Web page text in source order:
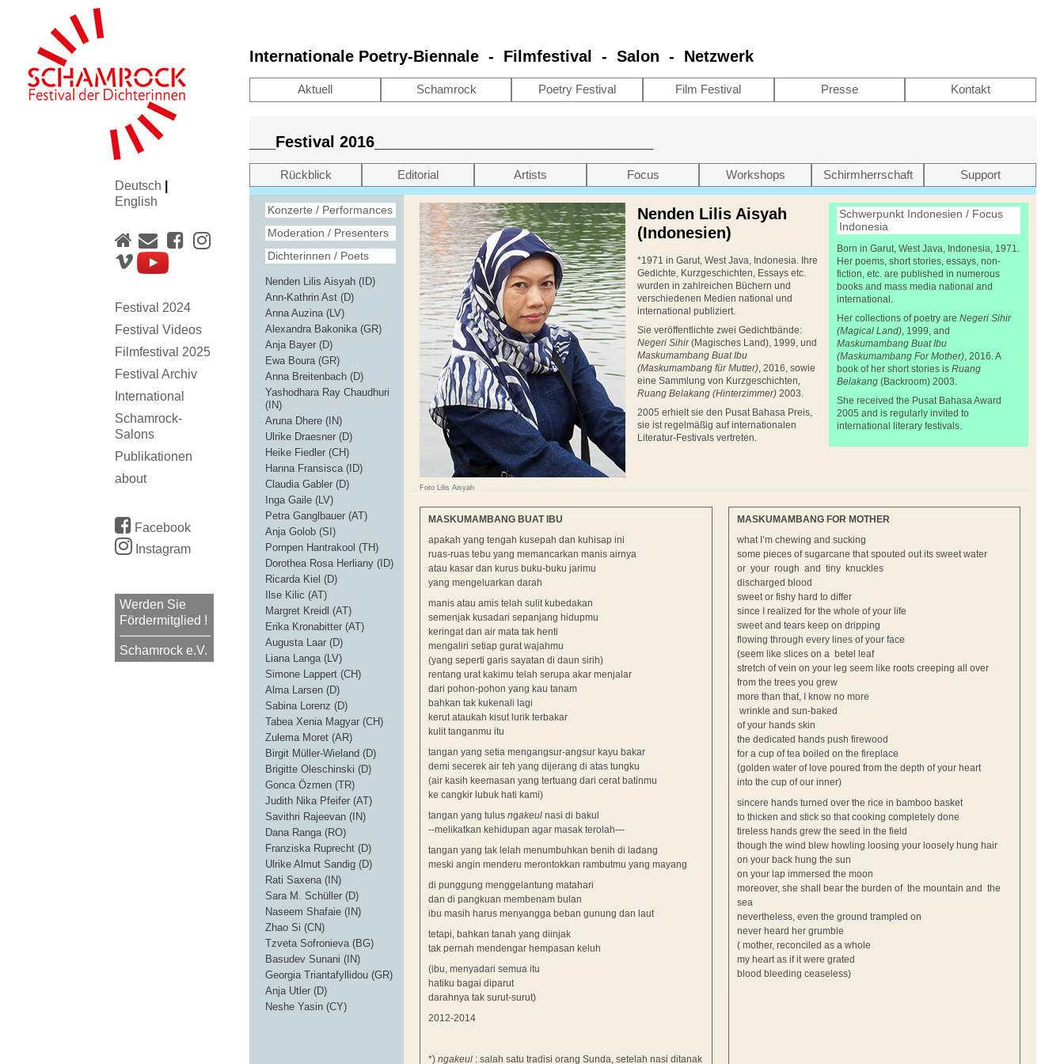
Deutsch
English
Festival 2024
Festival Videos
Filmfestival 2025
Festival Archiv
International
Schamrock-
Salons
Publikationen
about
Facebook
Instagram
Werden Sie
Fördermitglied !
Schamrock e.V.
Internationale Poetry-Biennale - Filmfestival - Salon - Netzwerk
Aktuell Schamrock Poetry Festival Film Festival Presse Kontakt
___Festival 2016________________________________
Rückblick Editorial Artists Focus Workshops Schirmherrschaft Support
Konzerte / Performances
Moderation / Presenters
Dichterinnen / Poets
Nenden Lilis Aisyah (ID)
Ann-Kathrin Ast (D)
Anna Auzina (LV)
Alexandra Bakonika (GR)
Anja Bayer (D)
Ewa Boura (GR)
Anna Breitenbach (D)
Yashodhara Ray Chaudhuri
(IN)
Aruna Dhere (IN)
Ulrike Draesner (D)
Heike Fiedler (CH)
Hanna Fransisca (ID)
Claudia Gabler (D)
Inga Gaile (LV)
Petra Ganglbauer (AT)
Anja Golob (SI)
Pornpen Hantrakool (TH)
Dorothea Rosa Herliany (ID)
Ricarda Kiel (D)
Ilse Kilic (AT)
Margret Kreidl (AT)
Erika Kronabitter (AT)
Augusta Laar (D)
Liana Langa (LV)
Simone Lappert (CH)
Alma Larsen (D)
Sabina Lorenz (D)
Tabea Xenia Magyar (CH)
Zulema Moret (AR)
Birgit Müller-Wieland (D)
Brigitte Oleschinski (D)
Gonca Özmen (TR)
Judith Nika Pfeifer (AT)
Savithri Rajeevan (IN)
Dana Ranga (RO)
Franziska Ruprecht (D)
Ulrike Almut Sandig (D)
Rati Saxena (IN)
Sara M. Schüller (D)
Naseem Shafaie (IN)
Zhao Si (CN)
Tzveta Sofronieva (BG)
Basudev Sunani (IN)
Georgia Triantafyllidou (GR)
Anja Utler (D)
Neshe Yasin (CY)
Foto Lilis Aisyah
Nenden Lilis Aisyah
(Indonesien)
*1971 in Garut, West Java, Indonesia. Ihre
Gedichte, Kurzgeschichten, Essays etc.
wurden in zahlreichen Büchern und
verschiedenen Medien national und
international publiziert.
Sie veröffentlichte zwei Gedichtbände:
Negeri Sihir(Magisches Land), 1999, und
Maskumambang Buat Ibu
(Maskumambang für Mutter), 2016, sowie
eine Sammlung von Kurzgeschichten,
Ruang Belakang (Hinterzimmer) 2003.
2005 erhielt sie den Pusat Bahasa Preis,
sie ist regelmäßig auf internationalen
Literatur-Festivals vertreten.
Schwerpunkt Indonesien / Focus
Indonesia
Born in Garut, West Java, Indonesia, 1971.
Her poems, short stories, essays, non-
fiction, etc. are published in numerous
books and mass media national and
international.
Her collections of poetry are Negeri Sihir
(Magical Land), 1999, and
Maskumambang Buat Ibu
(Maskumambang For Mother), 2016. A
book of her short stories is Ruang
Belakang (Backroom) 2003.
She received the Pusat Bahasa Award
2005 and is regularly invited to
international literary festivals.
MASKUMAMBANG BUAT IBU
apakah yang tengah kusepah dan kuhisap ini
ruas-ruas tebu yang memancarkan manis airnya
atau kasar dan kurus buku-buku jarimu
yang mengeluarkan darah
manis atau amis telah sulit kubedakan
semenjak kusadari sepanjang hidupmu
keringat dan air mata tak henti
mengaliri setiap gurat wajahmu
(yang seperti garis sayatan di daun sirih)
rentang urat kakimu telah serupa akar menjalar
dari pohon-pohon yang kau tanam
bahkan tak kukenali lagi
kerut ataukah kisut lurik terbakar
kulit tanganmu itu
tangan yang setia mengangsur-angsur kayu bakar
demi secerek air teh yang dijerang di atas tungku
(air kasih keemasan yang tertuang dari cerat batinmu
ke cangkir lubuk hati kami)
tangan yang tulus ngakeul nasi di bakul
--melikatkan kehidupan agar masak terolah—
tangan yang tak lelah menumbuhkan benih di ladang
meski angin menderu merontokkan rambutmu yang mayang
di punggung menggelantung matahari
dan di pangkuan membenam bulan
ibu masih harus menyangga beban gunung dan laut
tetapi, bahkan tanah yang diinjak
tak pernah mendengar hempasan keluh
(ibu, menyadari semua itu
hatiku bagai diparut
darahnya tak surut-surut)
2012-2014
*) ngakeul : salah satu tradisi orang Sunda, setelah nasi ditanak
MASKUMAMBANG FOR MOTHER
what I’m chewing and sucking
some pieces of sugarcane that spouted out its sweet water
or your rough and tiny knuckles
discharged blood
sweet or fishy hard to differ
since I realized for the whole of your life
sweet and tears keep on dripping
flowing through every lines of your face
(seem like slices on a betel leaf
stretch of vein on your leg seem like roots creeping all over
from the trees you grew
more than that, I know no more
wrinkle and sun-baked
of your hands skin
the dedicated hands push firewood
for a cup of tea boiled on the fireplace
(golden water of love poured from the depth of your heart
into the cup of our inner)
sincere hands turned over the rice in bamboo basket
to thicken and stick so that cooking completely done
tireless hands grew the seed in the field
though the wind blew howling loosing your loosely hung hair
on your back hung the sun
on your lap immersed the moon
moreover, she shall bear the burden of the mountain and the
sea
nevertheless, even the ground trampled on
never heard her grumble
( mother, reconciled as a whole
my heart as if it were grated
blood bleeding ceaseless)